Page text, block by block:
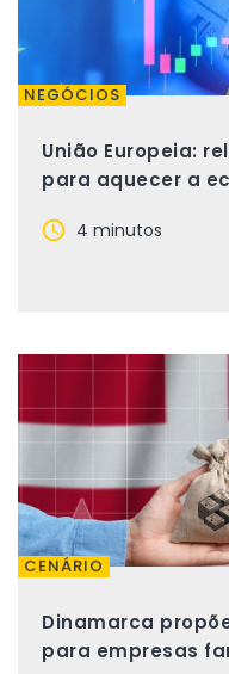
NEGÓCIOS
União Europeia:
para aquecer a
4 minutos
CENÁRIO
Dinamarca
para empresas